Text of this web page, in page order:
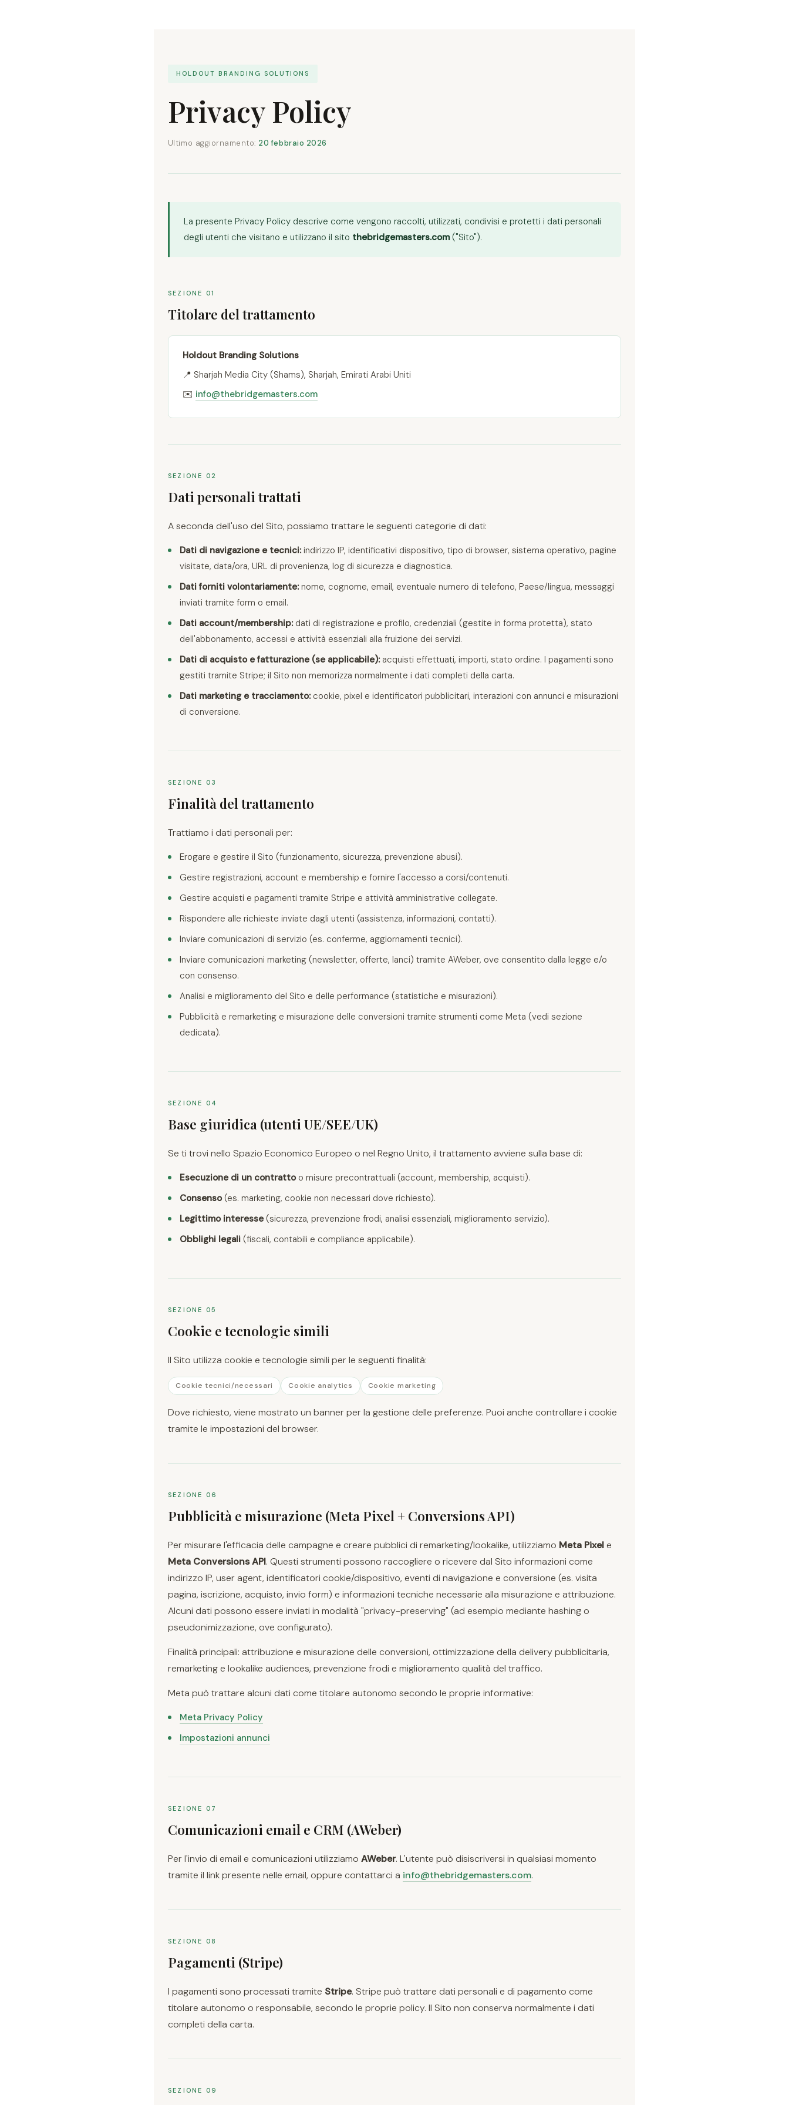
HOLDOUT BRANDING SOLUTIONS
Privacy Policy
Ultimo aggiornamento: 20 febbraio 2026
La presente Privacy Policy descrive come vengono raccolti, utilizzati, condivisi e protetti i dati personali
degli utenti che visitano e utilizzano il sito thebridgemasters.com("Sito").
SEZIONE 01
Titolare del trattamento
Holdout Branding Solutions
📍 Sharjah Media City (Shams), Sharjah, Emirati Arabi Uniti
✉️ info@thebridgemasters.com
SEZIONE 02
Dati personali trattati
A seconda dell'uso del Sito, possiamo trattare le seguenti categorie di dati:
Dati di navigazione e tecnici:indirizzo IP, identificativi dispositivo, tipo di browser, sistema operativo, pagine
visitate, data/ora, URL di provenienza, log di sicurezza e diagnostica.
Dati forniti volontariamente:nome, cognome, email, eventuale numero di telefono, Paese/lingua, messaggi
inviati tramite form o email.
Dati account/membership:dati di registrazione e profilo, credenziali (gestite in forma protetta), stato
dell'abbonamento, accessi e attività essenziali alla fruizione dei servizi.
Dati di acquisto e fatturazione (se applicabile):acquisti effettuati, importi, stato ordine. I pagamenti sono
gestiti tramite Stripe; il Sito non memorizza normalmente i dati completi della carta.
Dati marketing e tracciamento:cookie, pixel e identificatori pubblicitari, interazioni con annunci e misurazioni
di conversione.
SEZIONE 03
Finalità del trattamento
Trattiamo i dati personali per:
Erogare e gestire il Sito (funzionamento, sicurezza, prevenzione abusi).
Gestire registrazioni, account e membership e fornire l'accesso a corsi/contenuti.
Gestire acquisti e pagamenti tramite Stripe e attività amministrative collegate.
Rispondere alle richieste inviate dagli utenti (assistenza, informazioni, contatti).
Inviare comunicazioni di servizio (es. conferme, aggiornamenti tecnici).
Inviare comunicazioni marketing (newsletter, offerte, lanci) tramite AWeber, ove consentito dalla legge e/o
con consenso.
Analisi e miglioramento del Sito e delle performance (statistiche e misurazioni).
Pubblicità e remarketing e misurazione delle conversioni tramite strumenti come Meta (vedi sezione
dedicata).
SEZIONE 04
Base giuridica (utenti UE/SEE/UK)
Se ti trovi nello Spazio Economico Europeo o nel Regno Unito, il trattamento avviene sulla base di:
Esecuzione di un contrattoo misure precontrattuali (account, membership, acquisti).
Consenso(es. marketing, cookie non necessari dove richiesto).
Legittimo interesse(sicurezza, prevenzione frodi, analisi essenziali, miglioramento servizio).
Obblighi legali(fiscali, contabili e compliance applicabile).
SEZIONE 05
Cookie e tecnologie simili
Il Sito utilizza cookie e tecnologie simili per le seguenti finalità:
Cookie tecnici/necessari Cookie analytics Cookie marketing
Dove richiesto, viene mostrato un banner per la gestione delle preferenze. Puoi anche controllare i cookie
tramite le impostazioni del browser.
SEZIONE 06
Pubblicità e misurazione (Meta Pixel + Conversions API)
Per misurare l'efficacia delle campagne e creare pubblici di remarketing/lookalike, utilizziamo Meta Pixele
Meta Conversions API. Questi strumenti possono raccogliere o ricevere dal Sito informazioni come
indirizzo IP, user agent, identificatori cookie/dispositivo, eventi di navigazione e conversione (es. visita
pagina, iscrizione, acquisto, invio form) e informazioni tecniche necessarie alla misurazione e attribuzione.
Alcuni dati possono essere inviati in modalità "privacy-preserving" (ad esempio mediante hashing o
pseudonimizzazione, ove configurato).
Finalità principali: attribuzione e misurazione delle conversioni, ottimizzazione della delivery pubblicitaria,
remarketing e lookalike audiences, prevenzione frodi e miglioramento qualità del traffico.
Meta può trattare alcuni dati come titolare autonomo secondo le proprie informative:
Meta Privacy Policy
Impostazioni annunci
SEZIONE 07
Comunicazioni email e CRM (AWeber)
Per l'invio di email e comunicazioni utilizziamo AWeber. L'utente può disiscriversi in qualsiasi momento
tramite il link presente nelle email, oppure contattarci a info@thebridgemasters.com.
SEZIONE 08
Pagamenti (Stripe)
I pagamenti sono processati tramite Stripe. Stripe può trattare dati personali e di pagamento come
titolare autonomo o responsabile, secondo le proprie policy. Il Sito non conserva normalmente i dati
completi della carta.
SEZIONE 09